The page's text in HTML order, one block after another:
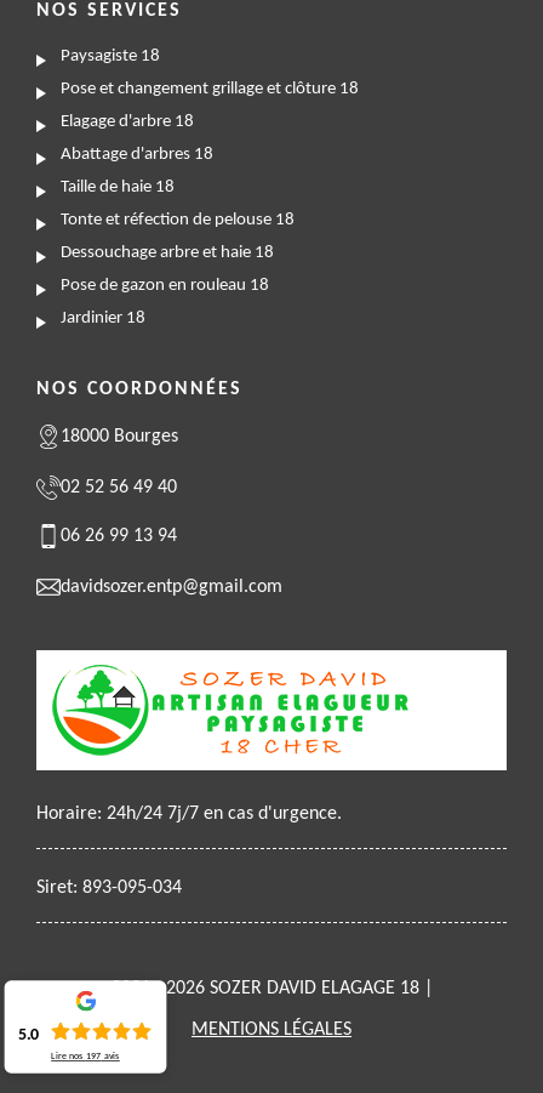
NOS SERVICES
Paysagiste 18
Pose et changement grillage et clôture 18
Elagage d'arbre 18
Abattage d'arbres 18
Taille de haie 18
Tonte et réfection de pelouse 18
Dessouchage arbre et haie 18
Pose de gazon en rouleau 18
Jardinier 18
NOS COORDONNÉES
18000 Bourges
02 52 56 49 40
06 26 99 13 94
davidsozer.entp@gmail.com
Horaire: 24h/24 7j/7 en cas d'urgence.
Siret: 893-095-034
2021 - 2026 SOZER DAVID ELAGAGE 18 |
MENTIONS LÉGALES
5.0
Lire nos197 avis